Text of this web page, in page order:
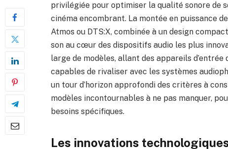
privilégiée pour optimiser la qualité sonore de
cinéma encombrant. La montée en puissance
Atmos ou DTS:X, combinée à un design
son au cœur des dispositifs audio les plus
large de modèles, allant des appareils
capables de rivaliser avec les systèmes
un tour d’horizon approfondi des critères à
modèles incontournables à ne pas manquer,
besoins spécifiques.
Les innovations